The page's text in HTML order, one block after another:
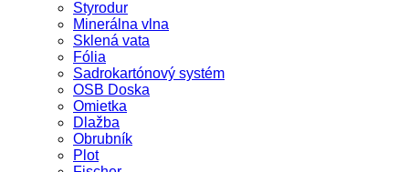
Styrodur
Minerálna vlna
Sklená vata
Fólia
Sadrokartónový systém
OSB Doska
Omietka
Dlažba
Obrubník
Plot